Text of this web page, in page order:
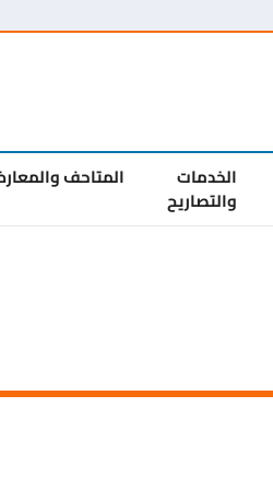
والتصاريح
المتاحف والمعارض